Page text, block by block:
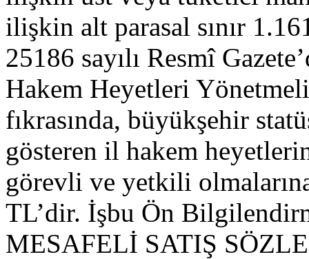
ilişkin alt parasal sınır
25186 sayılı Resmî
Hakem Heyetleri
fıkrasında, büyükşehir
gösteren il hakem
görevli ve yetkili
TL’dir. İşbu Ön
MESAFELİ SATIŞ